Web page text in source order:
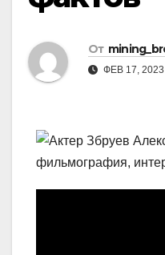
От
ФЕВ 17, 2023